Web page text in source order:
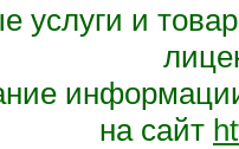
услуги и
на сайт